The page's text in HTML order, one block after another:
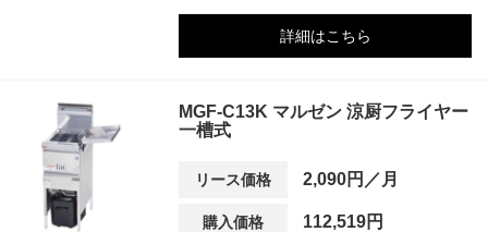
詳細はこちら
MGF-C13K マルゼン 涼厨フライヤー
一槽式
リース価格 2,090円／月
購入価格 112,519円